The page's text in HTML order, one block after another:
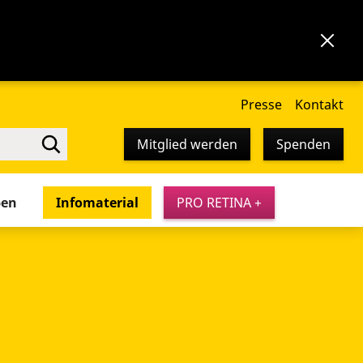
Presse Kontakt
Mitglied werden Spenden
Infomaterial PRO RETINA +